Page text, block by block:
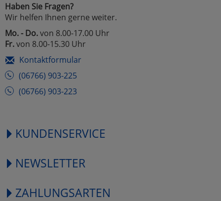
Haben Sie Fragen?
Wir helfen Ihnen gerne weiter.
Mo. - Do.von 8.00-17.00 Uhr
Fr.von 8.00-15.30 Uhr
Kontaktformular
(06766) 903-225
(06766) 903-223
KUNDENSERVICE
NEWSLETTER
ZAHLUNGSARTEN